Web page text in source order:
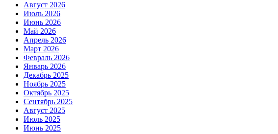
Август 2026
Июль 2026
Июнь 2026
Май 2026
Апрель 2026
Март 2026
Февраль 2026
Январь 2026
Декабрь 2025
Ноябрь 2025
Октябрь 2025
Сентябрь 2025
Август 2025
Июль 2025
Июнь 2025